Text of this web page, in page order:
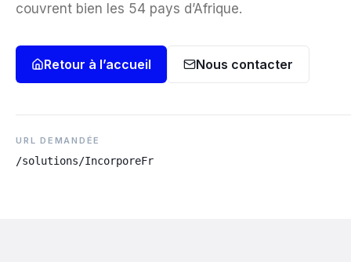
couvrent bien les 54 pays d’Afrique.
Retour à l’accueil Nous contacter
URL DEMANDÉE
/solutions/IncorporeFr